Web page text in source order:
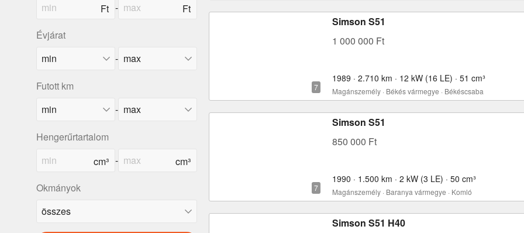
-
Évjárat
-
Futott km
-
Hengerűrtartalom
-
Okmányok
Simson S51
1 000 000 Ft
1989 · 2.710 km · 12 kW (16 LE) · 51 cm³
Magánszemély · Békés vármegye · Békéscsaba
Simson S51
850 000 Ft
1990 · 1.500 km · 2 kW (3 LE) · 50 cm³
Magánszemély · Baranya vármegye · Komló
Simson S51 H40